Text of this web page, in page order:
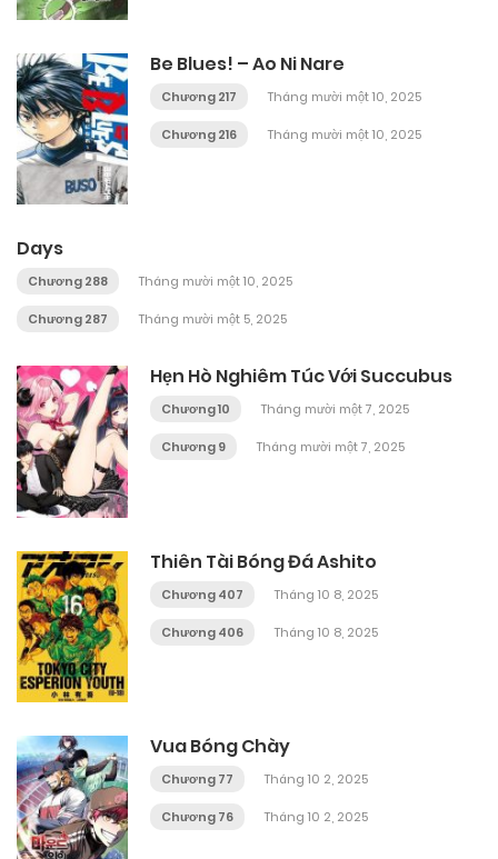
Be Blues! – Ao Ni Nare
Chương 217 Tháng mười một 10, 2025
Chương 216 Tháng mười một 10, 2025
Days
Chương 288 Tháng mười một 10, 2025
Chương 287 Tháng mười một 5, 2025
Hẹn Hò Nghiêm Túc Với Succubus
Chương 10 Tháng mười một 7, 2025
Chương 9 Tháng mười một 7, 2025
Thiên Tài Bóng Đá Ashito
Chương 407 Tháng 10 8, 2025
Chương 406 Tháng 10 8, 2025
Vua Bóng Chày
Chương 77 Tháng 10 2, 2025
Chương 76 Tháng 10 2, 2025